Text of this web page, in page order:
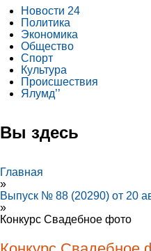
Новости 24
Политика
Экономика
Общество
Спорт
Культура
Происшествия
Ялумд’’
Вы здесь
Главная
»
Выпуск № 88 (20290) от 20
»
Конкурс Свадебное фото